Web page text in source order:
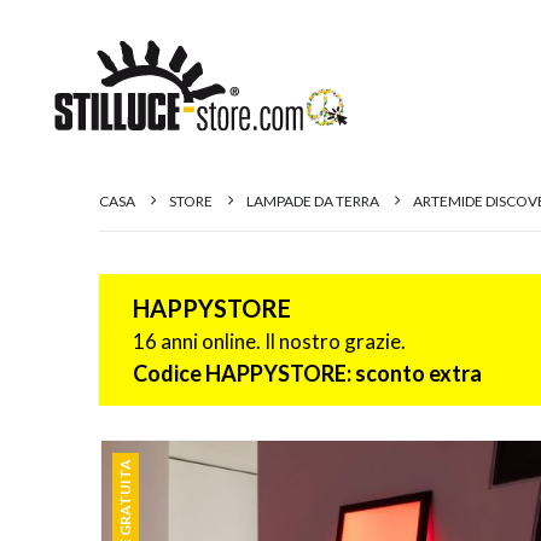
CASA STORE LAMPADE DA TERRA ARTEMIDE
HAPPYSTORE
16 anni online. Il nostro grazie.
Codice HAPPYSTORE: sconto extra